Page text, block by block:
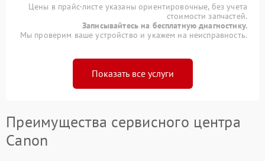
Цены в прайс-листе указаны ориентировочные, без учета
стоимости запчастей.
Записывайтесь на бесплатную диагностику.
Мы проверим ваше устройство и укажем на неисправность.
Показать все услуги
Преимущества сервисного центра
Canon